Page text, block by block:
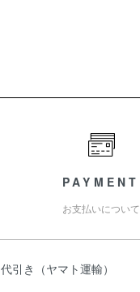
PAYMENT
お支払いについて
引き（ヤマト運輸）